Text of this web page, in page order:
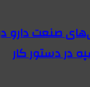
در دستور کار